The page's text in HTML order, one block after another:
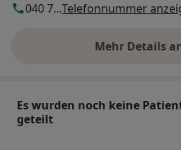
040 7...Telefonnummer
Mehr Details
Es wurden noch keine
geteilt